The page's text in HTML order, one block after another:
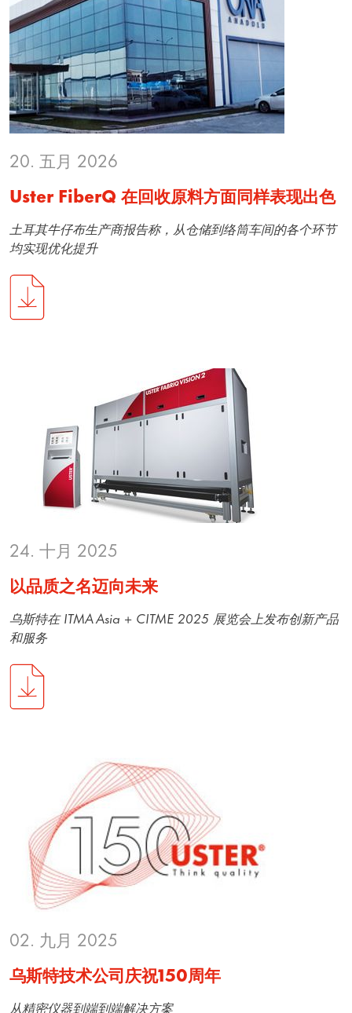
20. 五月 2026
Uster FiberQ 在回收原料方面同样表现出色
土耳其牛仔布生产商报告称，从仓储到络筒车间的各个环节
均实现优化提升
24. 十月 2025
以品质之名迈向未来
乌斯特在 ITMA Asia + CITME 2025 展览会上发布创新产品
和服务
02. 九月 2025
乌斯特技术公司庆祝150周年
从精密仪器到端到端解决方案